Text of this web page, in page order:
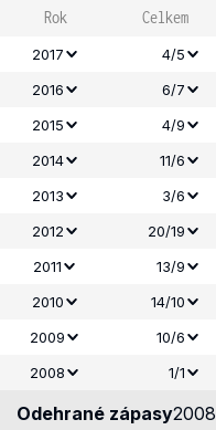
Rok Celkem
2017 4/5
2016
6/7
2015
4/9
2014
11/6
2013
3/6
2012
20/19
2011
13/9
2010
14/10
2009
10/6
2008
1/1
Odehrané zápasy2008